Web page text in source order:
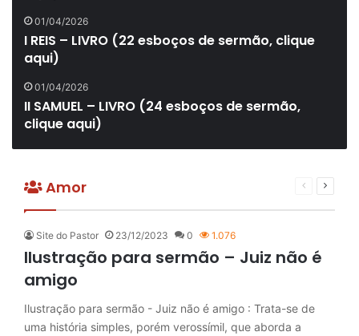
01/04/2026
I REIS – LIVRO (22 esboços de sermão, clique
aqui)
01/04/2026
II SAMUEL – LIVRO (24 esboços de sermão,
clique aqui)
Amor
Página
Site do Pastor 23/12/2023 0 1.076
Ilustração para sermão – Juiz não é
amigo
Ilustração para sermão - Juiz não é amigo : Trata-se de
uma história simples, porém verossímil, que aborda a